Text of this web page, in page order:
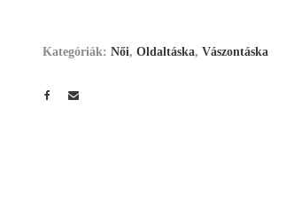
Kategóriák: Női, Oldaltáska, Vászontáska